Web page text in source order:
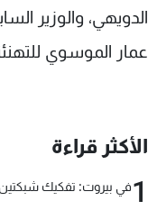
الدويهي، والوزير
عمار الموسوي
الأكثر قراءة
1في بيروت: تفكيك